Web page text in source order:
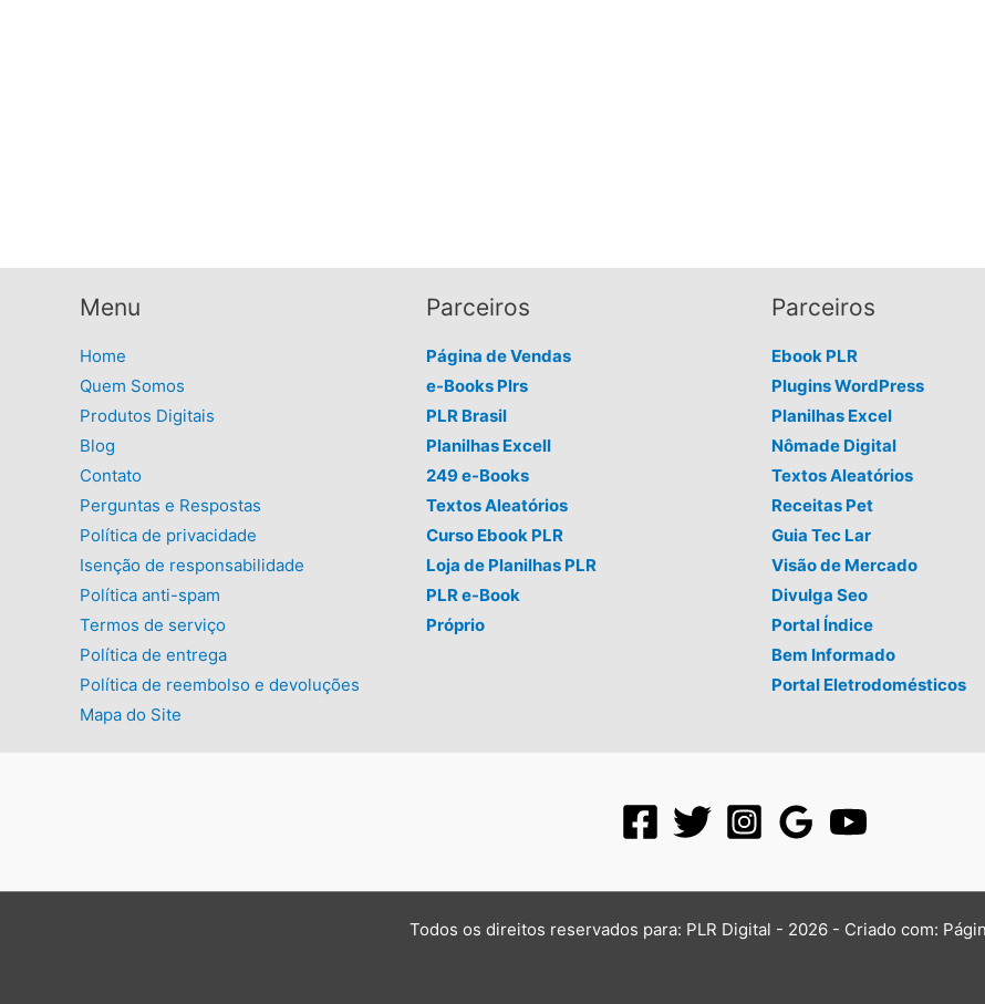
Menu
Home
Quem Somos
Produtos Digitais
Blog
Contato
Perguntas e Respostas
Política de privacidade
Isenção de responsabilidade
Política anti-spam
Termos de serviço
Política de entrega
Política de reembolso e devoluções
Mapa do Site
Parceiros
Página de Vendas
e-Books Plrs
PLR Brasil
Planilhas Excell
249 e-Books
Textos Aleatórios
Curso Ebook PLR
Loja de Planilhas PLR
PLR e-Book
Próprio
Parceiros
Ebook PLR
Plugins WordPress
Planilhas Excel
Nômade Digital
Textos Aleatórios
Receitas Pet
Guia Tec Lar
Visão de Mercado
Divulga Seo
Portal Índice
Bem Informado
Portal Eletrodomésticos
Todos os direitos reservados para: PLR Digital - 2026 - Criado com: